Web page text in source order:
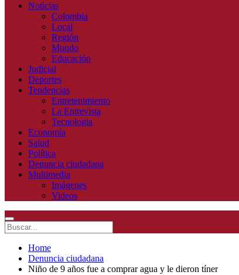
Noticias
Colombia
Local
Región
Mundo
Educación
Judicial
Deportes
Tendencias
Entretenimiento
La Entrevista
Tecnologia
Economía
Salud
Política
Denuncia ciudadana
Multimedia
Imágenes
Videos
Home
Denuncia ciudadana
Niño de 9 años fue a comprar agua y le dieron tíner